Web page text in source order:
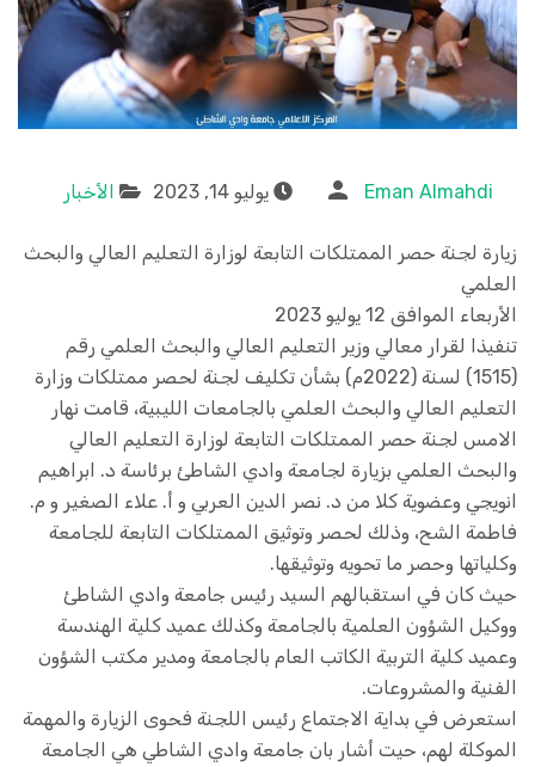
Eman Almahdi يوليو 14, 2023 الأخبار
زيارة لجنة حصر الممتلكات التابعة لوزارة التعليم العالي والبحث
العلمي
الأربعاء الموافق 12 يوليو 2023
تنفيذا لقرار معالي وزير التعليم العالي والبحث العلمي رقم
(1515) لسنة (2022م) بشأن تكليف لجنة لحصر ممتلكات وزارة
التعليم العالي والبحث العلمي بالجامعات الليبية، قامت نهار
الامس لجنة حصر الممتلكات التابعة لوزارة التعليم العالي
والبحث العلمي بزيارة لجامعة وادي الشاطئ برئاسة د. ابراهيم
انويجي وعضوية كلا من د. نصر الدين العربي و أ. علاء الصغير و م.
فاطمة الشح، وذلك لحصر وتوثيق الممتلكات التابعة للجامعة
وكلياتها وحصر ما تحويه وتوثيقها.
حيث كان في استقبالهم السيد رئيس جامعة وادي الشاطئ
ووكيل الشؤون العلمية بالجامعة وكذلك عميد كلية الهندسة
وعميد كلية التربية الكاتب العام بالجامعة ومدير مكتب الشؤون
الفنية والمشروعات.
استعرض في بداية الاجتماع رئيس اللجنة فحوى الزيارة والمهمة
الموكلة لهم، حيت أشار بان جامعة وادي الشاطي هي الجامعة